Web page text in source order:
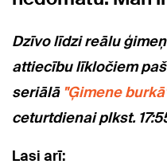
Dzīvo līdzi reālu
attiecību līkločiem
seriālā "Ģimene
ceturtdienai plkst.
Lasi arī: